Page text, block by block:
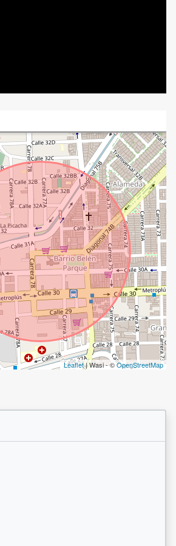
Leaflet| Wasi - ©OpenStreetMap